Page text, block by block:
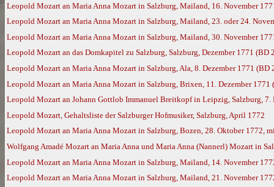
Leopold Mozart an Maria Anna Mozart in Salzburg, Mailand, 16. November
Leopold Mozart an Maria Anna Mozart in Salzburg, Mailand, 23. oder 24.
Leopold Mozart an Maria Anna Mozart in Salzburg, Mailand, 30. November
Leopold Mozart an das Domkapitel zu Salzburg, Salzburg, Dezember 1771 (BD
Leopold Mozart an Maria Anna Mozart in Salzburg, Ala, 8. Dezember 1771 (BD
Leopold Mozart an Maria Anna Mozart in Salzburg, Brixen, 11. Dezember 1771
Leopold Mozart an Johann Gottlob Immanuel Breitkopf in Leipzig, Salzburg, 7.
Leopold Mozart, Gehaltsliste der Salzburger Hofmusiker, Salzburg, April 1772
Leopold Mozart an Maria Anna Mozart in Salzburg, Bozen, 28. Oktober 1772,
Wolfgang Amadé Mozart an Maria Anna und Maria Anna (Nannerl) Mozart in
Leopold Mozart an Maria Anna Mozart in Salzburg, Mailand, 14. November
Leopold Mozart an Maria Anna Mozart in Salzburg, Mailand, 21. November